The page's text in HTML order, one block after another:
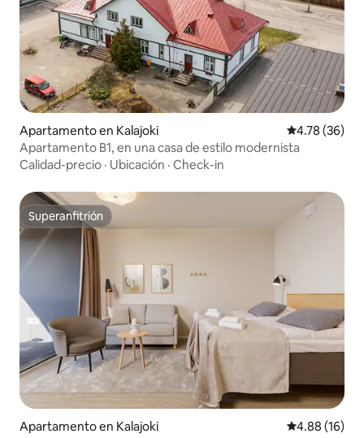
Apartamento en Kalajoki Calificación
4.78 (36)
Apartamento B1, en una casa de estilo modernista
Calidad-precio · Ubicación · Check-in
Superanfitrión
Superanfitrión
Apartamento en Kalajoki Calificación
4.88 (16)